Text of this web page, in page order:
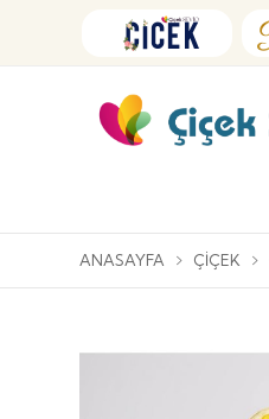
ANASAYFA ÇIÇEK